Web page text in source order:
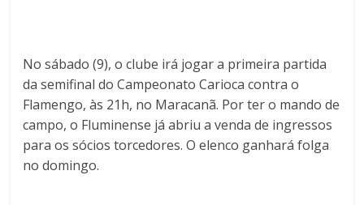
No sábado (9), o clube irá jogar a primeira partida
da semifinal do Campeonato Carioca contra o
Flamengo, às 21h, no Maracanã. Por ter o mando de
campo, o Fluminense já abriu a venda de ingressos
para os sócios torcedores. O elenco ganhará folga
no domingo.